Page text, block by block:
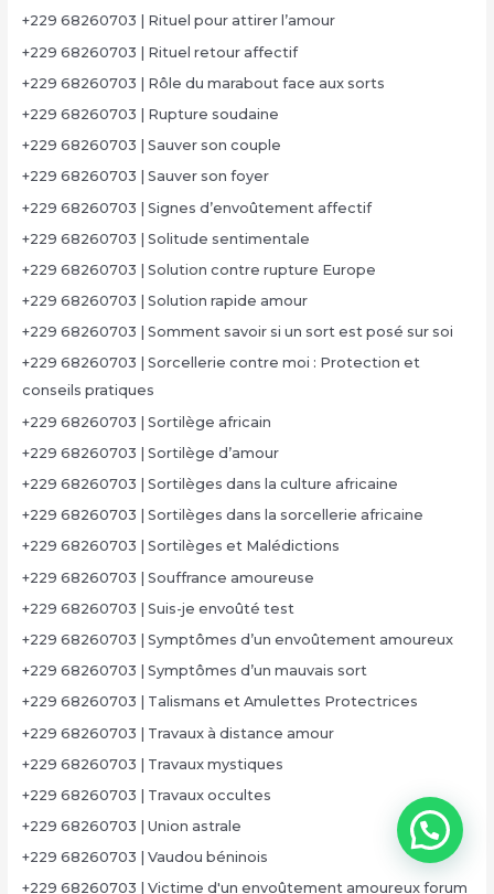
+229 68260703 | Rituel pour attirer l’amour
+229 68260703 | Rituel retour affectif
+229 68260703 | Rôle du marabout face aux sorts
+229 68260703 | Rupture soudaine
+229 68260703 | Sauver son couple
+229 68260703 | Sauver son foyer
+229 68260703 | Signes d’envoûtement affectif
+229 68260703 | Solitude sentimentale
+229 68260703 | Solution contre rupture Europe
+229 68260703 | Solution rapide amour
+229 68260703 | Somment savoir si un sort est posé sur soi
+229 68260703 | Sorcellerie contre moi : Protection et
conseils pratiques
+229 68260703 | Sortilège africain
+229 68260703 | Sortilège d’amour
+229 68260703 | Sortilèges dans la culture africaine
+229 68260703 | Sortilèges dans la sorcellerie africaine
+229 68260703 | Sortilèges et Malédictions
+229 68260703 | Souffrance amoureuse
+229 68260703 | Suis-je envoûté test
+229 68260703 | Symptômes d’un envoûtement amoureux
+229 68260703 | Symptômes d’un mauvais sort
+229 68260703 | Talismans et Amulettes Protectrices
+229 68260703 | Travaux à distance amour
+229 68260703 | Travaux mystiques
+229 68260703 | Travaux occultes
+229 68260703 | Union astrale
+229 68260703 | Vaudou béninois
+229 68260703 | Victime d'un envoûtement amoureux forum